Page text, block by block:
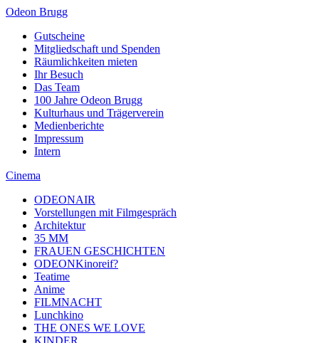
Odeon Brugg
Gutscheine
Mitgliedschaft und Spenden
Räumlichkeiten mieten
Ihr Besuch
Das Team
100 Jahre Odeon Brugg
Kulturhaus und Trägerverein
Medienberichte
Impressum
Intern
Cinema
ODEONAIR
Vorstellungen mit Filmgespräch
Architektur
35 MM
FRAUEN GESCHICHTEN
ODEONKinoreif?
Teatime
Anime
FILMNACHT
Lunchkino
THE ONES WE LOVE
KINDER